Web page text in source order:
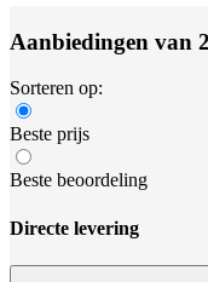
Aanbiedingen van
Sorteren op:
Beste prijs
Beste beoordeling
Directe levering